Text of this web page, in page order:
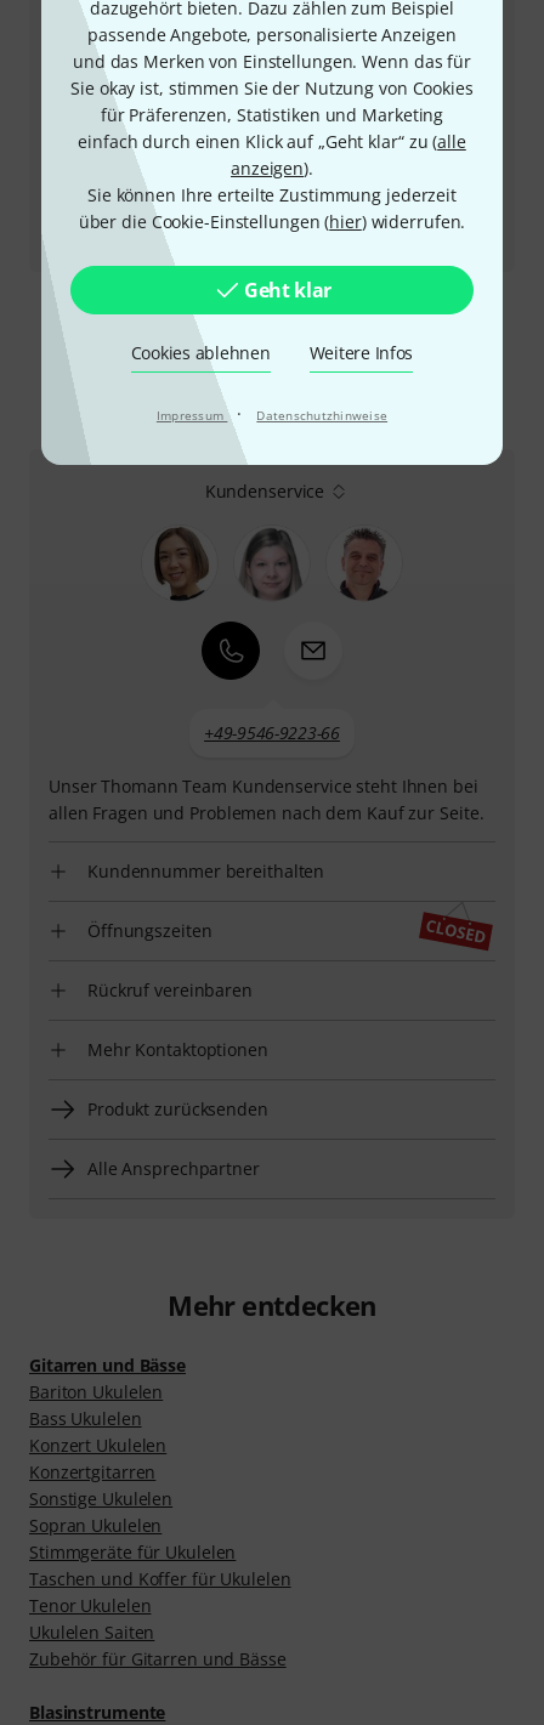
dazugehört bieten. Dazu zählen zum Beispiel
passende Angebote, personalisierte Anzeigen
und das Merken von Einstellungen. Wenn das für
Sie okay ist, stimmen Sie der Nutzung von Cookies
für Präferenzen, Statistiken und Marketing
einfach durch einen Klick auf „Geht klar“ zu (alle
anzeigen).
Sie können Ihre erteilte Zustimmung jederzeit
über die Cookie-Einstellungen (hier) widerrufen.
Geht klar
Cookies ablehnen Weitere Infos
Impressum · Datenschutzhinweise
Testbericht
OBNE Beam Splitter
Mehr anzeigen
So erreichen Sie uns
Kundenservice
+49-9546-9223-66
Unser Thomann Team Kundenservice steht Ihnen bei
allen Fragen und Problemen nach dem Kauf zur Seite.
Kundennummer bereithalten
Öffnungszeiten
Rückruf vereinbaren
Mehr Kontaktoptionen
Produkt zurücksenden
Alle Ansprechpartner
Mehr entdecken
Gitarren und Bässe
Bariton Ukulelen
Bass Ukulelen
Konzert Ukulelen
Konzertgitarren
Sonstige Ukulelen
Sopran Ukulelen
Stimmgeräte für Ukulelen
Taschen und Koffer für Ukulelen
Tenor Ukulelen
Ukulelen Saiten
Zubehör für Gitarren und Bässe
Blasinstrumente